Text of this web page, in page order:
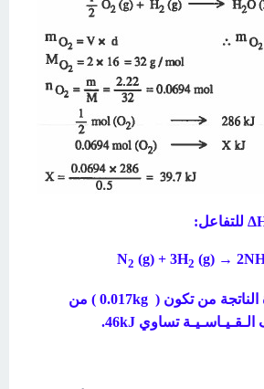
للتفاعل:
2 (g) + 3H2 (g) →
إذا علمت أن الحرارة الناتجة من تكون ( 0.017kg ) من
تساوي 46kJ.